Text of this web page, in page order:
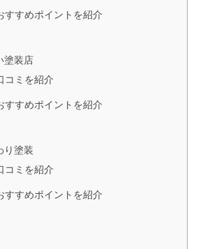
すすめポイントを紹介
塗装店
コミを紹介
すすめポイントを紹介
り塗装
コミを紹介
すすめポイントを紹介